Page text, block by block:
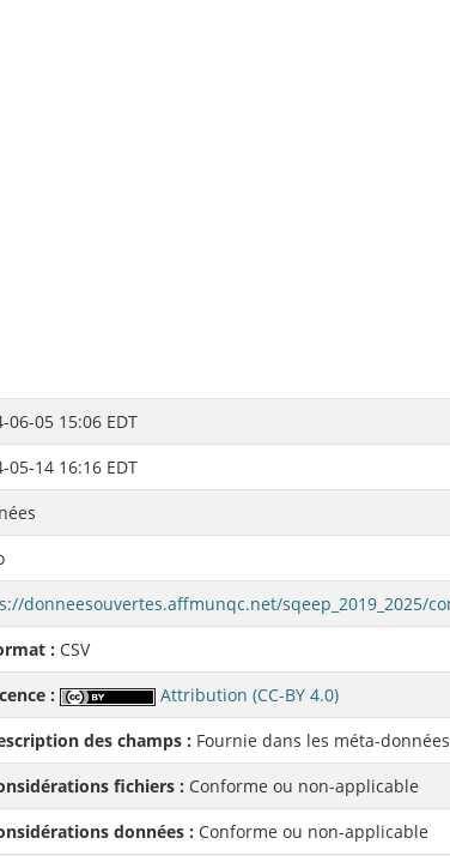
06-05 15:06 EDT
05-14 16:16 EDT
: CSV
:
Attribution (CC-BY 4.0)
des champs : Fournie dans les méta-données
fichiers : Conforme ou non-applicable
données : Conforme ou non-applicable